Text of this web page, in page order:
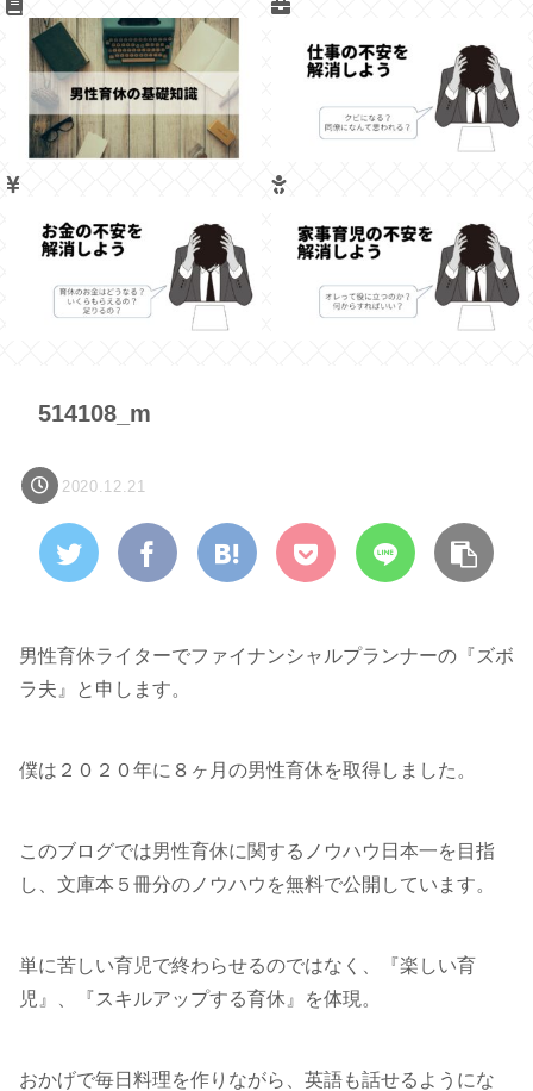
514108_m
2020.12.21
男性育休ライターでファイナンシャルプランナーの『ズボ
ラ夫』と申します。
僕は２０２０年に８ヶ月の男性育休を取得しました。
このブログでは男性育休に関するノウハウ日本一を目指
し、文庫本５冊分のノウハウを無料で公開しています。
単に苦しい育児で終わらせるのではなく、『楽しい育
児』、『スキルアップする育休』を体現。
おかげで毎日料理を作りながら、英語も話せるようにな